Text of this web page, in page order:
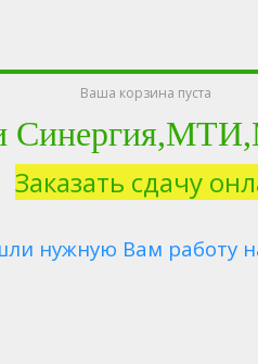
Ваша корзина пуста
Заказать сдачу
нужную Вам работу